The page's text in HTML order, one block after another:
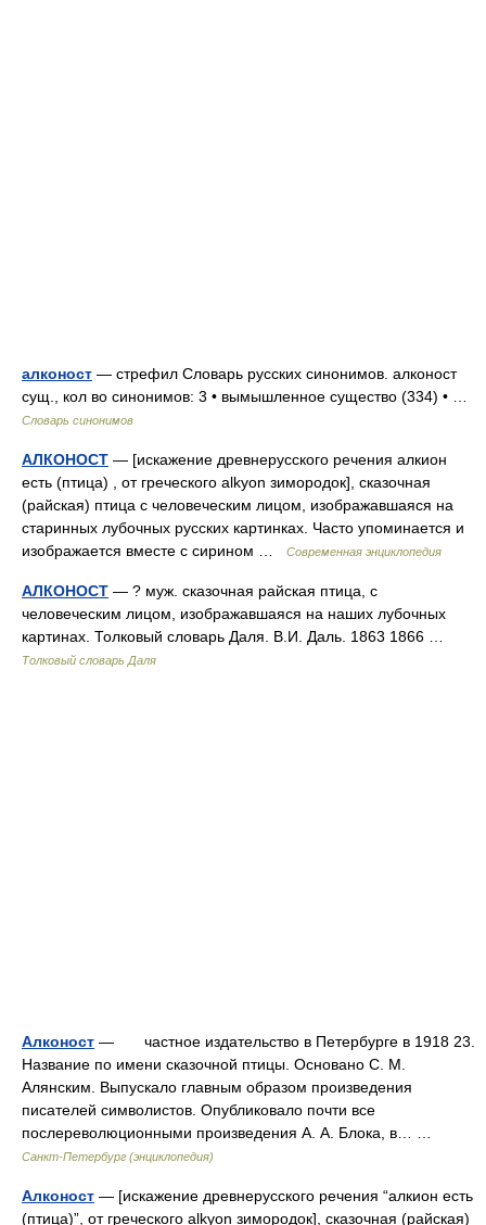
алконост — стрефил Словарь русских синонимов. алконост
сущ., кол во синонимов: 3 • вымышленное существо (334) • …
Словарь синонимов
АЛКОНОСТ — [искажение древнерусского речения алкион
есть (птица) , от греческого alkyon зимородок], сказочная
(райская) птица с человеческим лицом, изображавшаяся на
старинных лубочных русских картинках. Часто упоминается и
изображается вместе с сирином …
Современная энциклопедия
АЛКОНОСТ — ? муж. сказочная райская птица, с
человеческим лицом, изображавшаяся на наших лубочных
картинах. Толковый словарь Даля. В.И. Даль. 1863 1866 …
Толковый словарь Даля
Алконост — частное издательство в Петербурге в 1918 23.
Название по имени сказочной птицы. Основано С. М.
Алянским. Выпускало главным образом произведения
писателей символистов. Опубликовало почти все
послереволюционными произведения А. А. Блока, в… …
Санкт-Петербург (энциклопедия)
Алконост — [искажение древнерусского речения “алкион есть
(птица)”, от греческого alkyon зимородок], сказочная (райская)